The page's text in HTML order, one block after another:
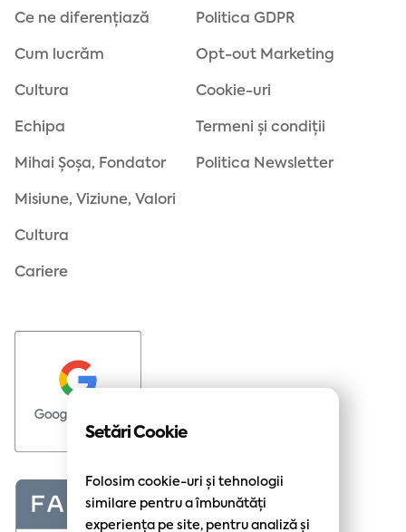
Ce ne diferențiază
Cum lucrăm
Cultura
Echipa
Mihai Șoșa, Fondator
Misiune, Viziune, Valori
Cultura
Cariere
Politica GDPR
Opt-out Marketing
Cookie-uri
Termeni și condiții
Politica Newsletter
Setări Cookie
Folosim cookie-uri și tehnologii
similare pentru a îmbunătăți
experiența pe site, pentru analiză și